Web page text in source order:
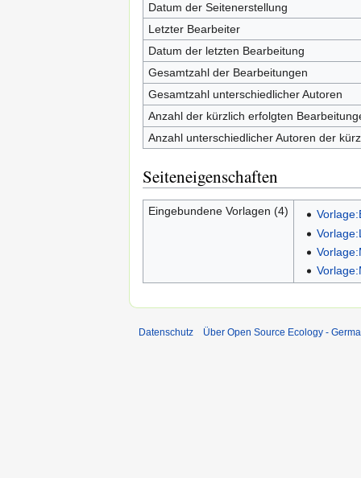
Datum der Seitenerstellung
Letzter Bearbeiter
Datum der letzten Bearbeitung
Gesamtzahl der Bearbeitungen
Gesamtzahl unterschiedlicher Autoren
Anzahl der kürzlich erfolgten
Anzahl unterschiedlicher Autoren der
Seiteneigenschaften
Eingebundene Vorlagen (4)
Datenschutz Über Open Source Ecology -